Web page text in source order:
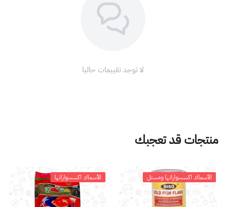
لا توجد تقييمات حاليا
منتجات قد تعجبك
الأسماك اكسسواراتها ومستل الأسماك اكسسواراتها